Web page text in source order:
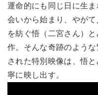
運命的にも同じ日に生
会いから始まり、やが
を紡ぐ悟（二宮さん）
作。そんな奇跡のよう
された特別映像は、悟
寧に映し出す。